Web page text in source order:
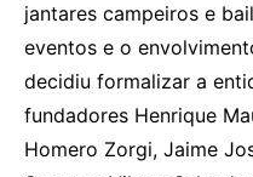
jantares campeiros e
eventos e o
decidiu formalizar a
fundadores Henrique
Homero Zorgi, Jaime